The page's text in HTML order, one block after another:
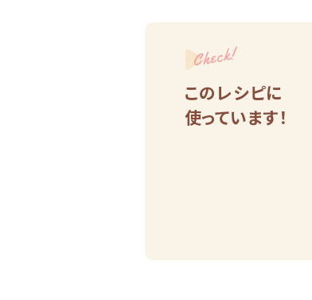
Check!
このレシピに
使っています！